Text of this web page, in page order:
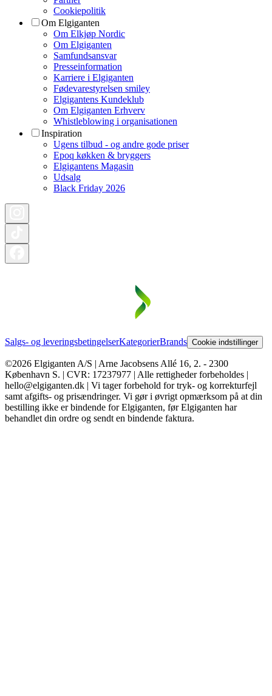
Cookiepolitik
Om Elgiganten
Om Elkjøp Nordic
Om Elgiganten
Samfundsansvar
Presseinformation
Karriere i Elgiganten
Fødevarestyrelsen smiley
Elgigantens Kundeklub
Om Elgiganten Erhverv
Whistleblowing i organisationen
Inspiration
Ugens tilbud - og andre gode priser
Epoq køkken & bryggers
Elgigantens Magasin
Udsalg
Black Friday 2026
Salgs- og leveringsbetingelserKategorierBrands Cookie indstillinger
©2026 Elgiganten A/S | Arne Jacobsens Allé 16, 2. - 2300
København S. | CVR: 17237977 | Alle rettigheder forbeholdes |
hello@elgiganten.dk | Vi tager forbehold for tryk- og korrekturfejl
samt afgifts- og prisændringer. Vi gør i øvrigt opmærksom på at din
bestilling ikke er bindende for Elgiganten, før Elgiganten har
behandlet din ordre og sendt en bindende faktura.